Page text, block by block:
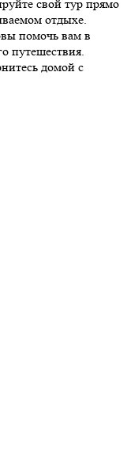
свой тур прямо
отдыхе.
помочь вам в
путешествия.
домой с